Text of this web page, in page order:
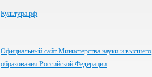
Культура.рф
Официальный сайт Министерства науки и высшего
образования Российской Федерации